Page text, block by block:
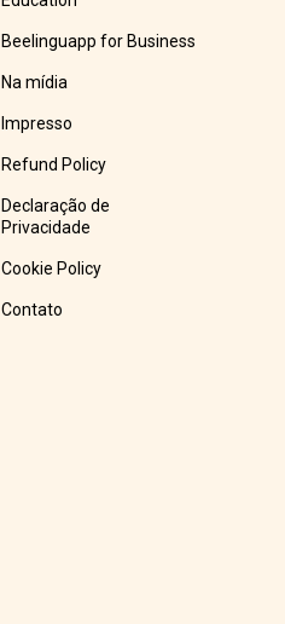
Beelinguapp for Business
Na mídia
Impresso
Refund Policy
Declaração de
Privacidade
Cookie Policy
Contato